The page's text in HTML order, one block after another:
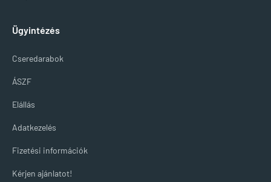
Ügyintézés
Cseredarabok
ÁSZF
Elállás
Adatkezelés
Fizetési információk
Kérjen ajánlatot!